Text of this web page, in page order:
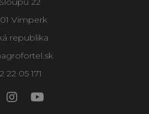
Vimperk
republika
22 05 171